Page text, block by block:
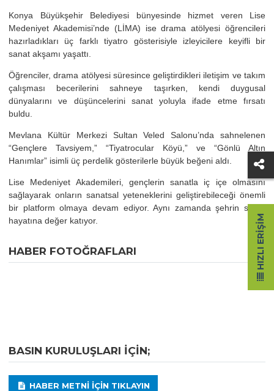
Konya Büyükşehir Belediyesi bünyesinde hizmet veren Lise
Medeniyet Akademisi’nde (LİMA) ise drama atölyesi öğrencileri
hazırladıkları üç farklı tiyatro gösterisiyle izleyicilere keyifli bir
sanat akşamı yaşattı.
Öğrenciler, drama atölyesi süresince geliştirdikleri iletişim ve takım
çalışması becerilerini sahneye taşırken, kendi duygusal
dünyalarını ve düşüncelerini sanat yoluyla ifade etme fırsatı
buldu.
Mevlana Kültür Merkezi Sultan Veled Salonu’nda sahnelenen
“Gençlere Tavsiyem,” “Tiyatrocular Köyü,” ve “Gönlü Altın
Hanımlar” isimli üç perdelik gösterilerle büyük beğeni aldı.
Lise Medeniyet Akademileri, gençlerin sanatla iç içe olmasını
sağlayarak onların sanatsal yeteneklerini geliştirebileceği önemli
bir platform olmaya devam ediyor. Aynı zamanda şehrin sanat
hayatına değer katıyor.
HABER FOTOĞRAFLARI
BASIN KURULUŞLARI IÇIN;
HABER METNI IÇIN TIKLAYIN
HIZLI ERIŞIM